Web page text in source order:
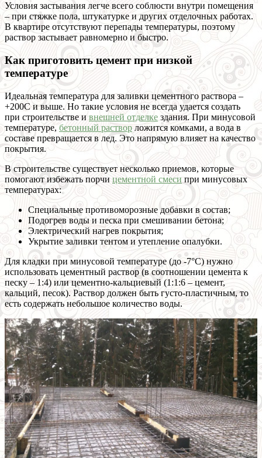
Условия застывания легче всего соблюсти внутри помещения
– при стяжке пола, штукатурке и других отделочных работах.
В квартире отсутствуют перепады температуры, поэтому
раствор застывает равномерно и быстро.
Как приготовить цемент при низкой
температуре
Идеальная температура для заливки цементного раствора –
+200С и выше. Но такие условия не всегда удается создать
при строительстве ивнешней отделке здания. При минусовой
температуре, бетонный раствор ложится комками, а вода в
составе превращается в лед. Это напрямую влияет на качество
покрытия.
В строительстве существует несколько приемов, которые
помогают избежать порчи цементной смеси при минусовых
температурах:
Специальные противоморозные добавки в состав;
Подогрев воды и песка при смешивании бетона;
Электрический нагрев покрытия;
Укрытие заливки тентом и утепление опалубки.
Для кладки при минусовой температуре (до -7°C) нужно
использовать цементный раствор (в соотношении цемента к
песку – 1:4) или цементно-кальциевый (1:1:6 – цемент,
кальций, песок). Раствор должен быть густо-пластичным, то
есть содержать небольшое количество воды.